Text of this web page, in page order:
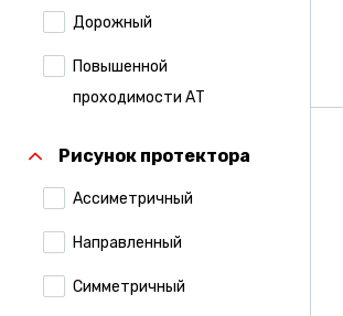
Дорожный
Повышенной
проходимости АТ
Рисунок протектора
Ассиметричный
Направленный
Симметричный